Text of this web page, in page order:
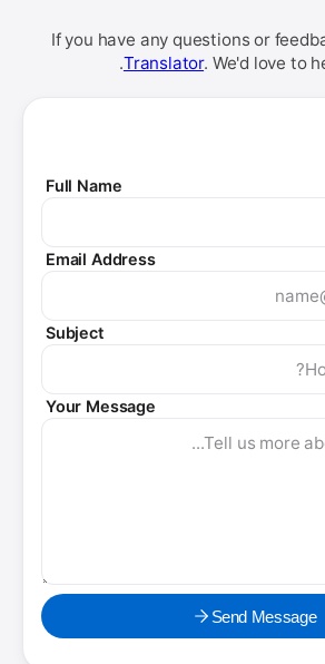
If you have any questions or
Translator. We'd love to
Full Name
Email Address
Subject
Your Message
Send Message